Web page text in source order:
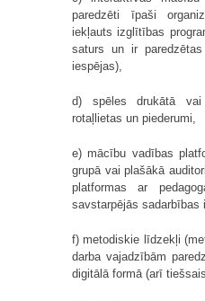
paredzēti īpaši
iekļauts izglītības
saturs un ir
iespējas),
d) spēles drukātā
rotaļlietas un piederumi,
e) mācību vadības
grupā vai plašākā
platformas ar
savstarpējās sadarbības
f) metodiskie līdzekļi
darba vajadzībām
digitālā formā (arī